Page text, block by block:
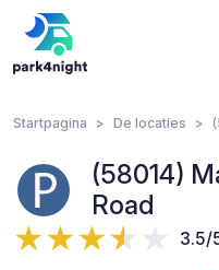
Startpagina De locaties
(58014)
Road
3.5/